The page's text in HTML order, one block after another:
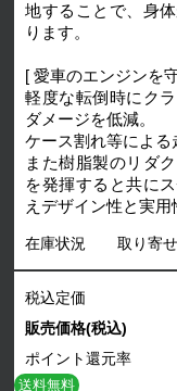
地することで、身
ります。
[ 愛車のエンジンを
軽度な転倒時にク
ダメージを低減。
ケース割れ等による
また樹脂製のリダ
を発揮すると共に
えデザイン性と実用
在庫状況 取り寄せ
税込定価
販売価格(税込)
ポイント還元率
送料無料